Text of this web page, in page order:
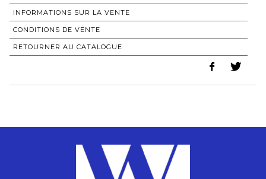
INFORMATIONS SUR LA VENTE
CONDITIONS DE VENTE
RETOURNER AU CATALOGUE